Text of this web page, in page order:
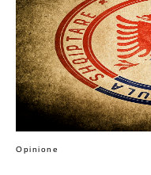
Opinione